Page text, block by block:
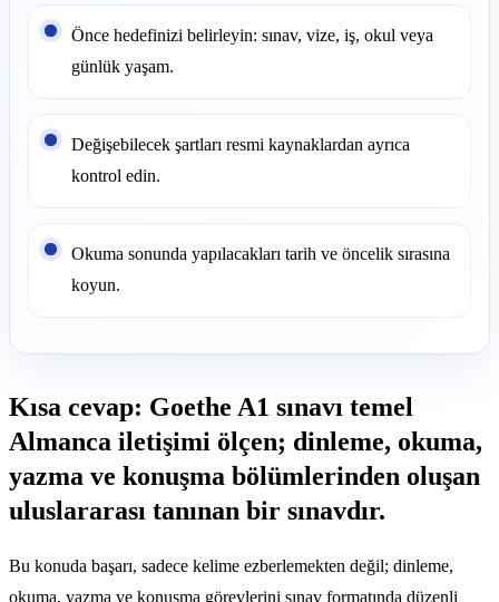
Önce hedefinizi belirleyin: sınav, vize, iş, okul veya
günlük yaşam.
Değişebilecek şartları resmi kaynaklardan ayrıca
kontrol edin.
Okuma sonunda yapılacakları tarih ve öncelik sırasına
koyun.
Kısa cevap: Goethe A1 sınavı temel
Almanca iletişimi ölçen; dinleme, okuma,
yazma ve konuşma bölümlerinden oluşan
uluslararası tanınan bir sınavdır.
Bu konuda başarı, sadece kelime ezberlemekten değil; dinleme,
okuma, yazma ve konuşma görevlerini sınav formatında düzenli